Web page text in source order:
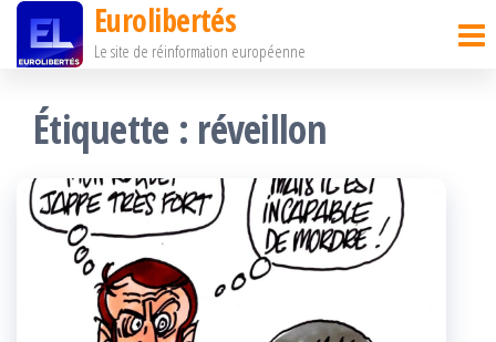
Passer
contenu
Eurolibertés
Le site de réinformation européenne
Étiquette : réveillon